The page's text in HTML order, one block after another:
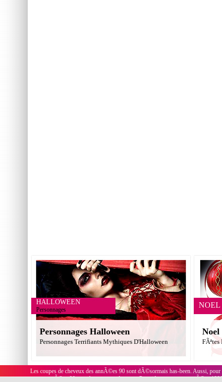
HALLOWEEN
Personnages
Personnages Halloween
Personnages Terrifiants Mythiques D'Halloween
NOEL
Noel
Les coupes de cheveux des annÃ©es 90 sont dÃ©sormais has-been. Aussi,
tenue annÃ©es 90 pour hommes ou femmes. Parmi les perruques annÃ©es